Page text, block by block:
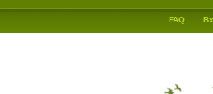
FAQ